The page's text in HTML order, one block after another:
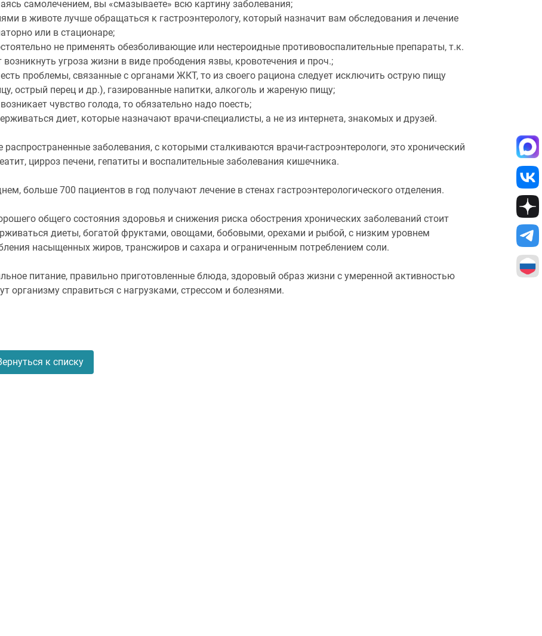
самолечением, вы «смазываете» всю картину заболевания;
в животе лучше обращаться к гастроэнтерологу, который назначит вам обследования и лечение
или в стационаре;
не применять обезболивающие или нестероидные противовоспалительные препараты, т.к.
угроза жизни в виде прободения язвы, кровотечения и проч.;
есть проблемы, связанные с органами ЖКТ, то из своего рациона следует исключить острую пищу
острый перец и др.), газированные напитки, алкоголь и жареную пищу;
возникает чувство голода, то обязательно надо поесть;
диет, которые назначают врачи-специалисты, а не из интернета, знакомых и друзей.
заболевания, с которыми сталкиваются врачи-гастроэнтерологи, это хронический
цирроз печени, гепатиты и воспалительные заболевания кишечника.
больше 700 пациентов в год получают лечение в стенах гастроэнтерологического отделения.
общего состояния здоровья и снижения риска обострения хронических заболеваний стоит
диеты, богатой фруктами, овощами, бобовыми, орехами и рыбой, с низким уровнем
насыщенных жиров, трансжиров и сахара и ограниченным потреблением соли.
питание, правильно приготовленные блюда, здоровый образ жизни с умеренной активностью
организму справиться с нагрузками, стрессом и болезнями.
к списку